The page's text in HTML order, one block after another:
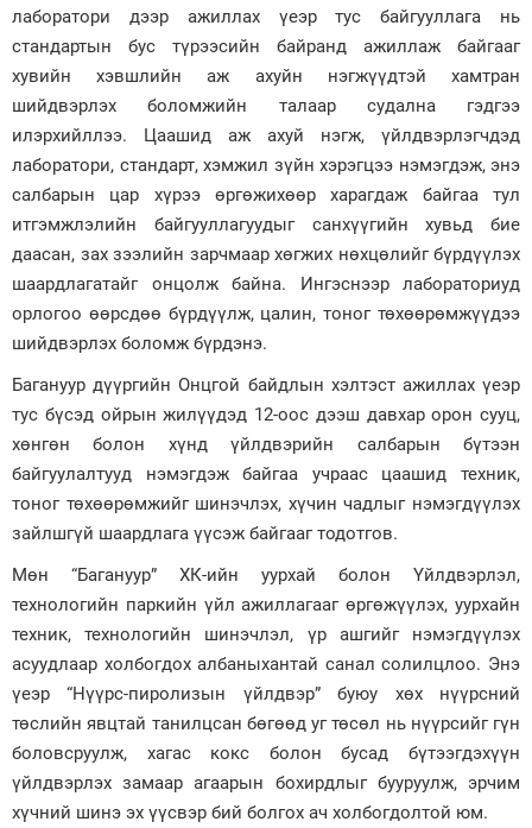
лаборатори дээр ажиллах үеэр тус байгууллага нь
стандартын бус түрээсийн байранд ажиллаж байгааг
хувийн хэвшлийн аж ахуйн нэгжүүдтэй хамтран
шийдвэрлэх боломжийн талаар судална гэдгээ
илэрхийллээ. Цаашид аж ахуй нэгж, үйлдвэрлэгчдэд
лаборатори, стандарт, хэмжил зүйн хэрэгцээ нэмэгдэж, энэ
салбарын цар хүрээ өргөжихөөр харагдаж байгаа тул
итгэмжлэлийн байгууллагуудыг санхүүгийн хувьд бие
даасан, зах зээлийн зарчмаар хөгжих нөхцөлийг бүрдүүлэх
шаардлагатайг онцолж байна. Ингэснээр лабораториуд
орлогоо өөрсдөө бүрдүүлж, цалин, тоног төхөөрөмжүүдээ
шийдвэрлэх боломж бүрдэнэ.
Багануур дүүргийн Онцгой байдлын хэлтэст ажиллах үеэр
тус бүсэд ойрын жилүүдэд 12-оос дээш давхар орон сууц,
хөнгөн болон хүнд үйлдвэрийн салбарын бүтээн
байгуулалтууд нэмэгдэж байгаа учраас цаашид техник,
тоног төхөөрөмжийг шинэчлэх, хүчин чадлыг нэмэгдүүлэх
зайлшгүй шаардлага үүсэж байгааг тодотгов.
Мөн “Багануур” ХК-ийн уурхай болон Үйлдвэрлэл,
технологийн паркийн үйл ажиллагааг өргөжүүлэх, уурхайн
техник, технологийн шинэчлэл, үр ашгийг нэмэгдүүлэх
асуудлаар холбогдох албаныхантай санал солилцлоо. Энэ
үеэр “Нүүрс-пиролизын үйлдвэр” буюу хөх нүүрсний
төслийн явцтай танилцсан бөгөөд уг төсөл нь нүүрсийг гүн
боловсруулж, хагас кокс болон бусад бүтээгдэхүүн
үйлдвэрлэх замаар агаарын бохирдлыг бууруулж, эрчим
хүчний шинэ эх үүсвэр бий болгох ач холбогдолтой юм.